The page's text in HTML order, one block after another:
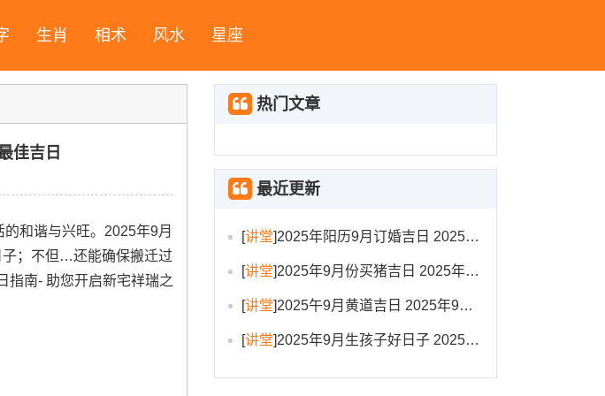
生肖 相术 风水 星座
佳吉日
和谐与兴旺。2025年9月
子；不但…还能确保搬迁过
指南- 助您开启新宅祥瑞之
热门文章
最近更新
[讲堂]2025年阳历9月订婚吉日 2025年9月订婚吉日有哪几天
[讲堂]2025年9月份买猪吉日 2025年9月买猪进圈吉日
[讲堂]2025午9月黄道吉日 2025年9月黄道吉日一览表大全
[讲堂]2025年9月生孩子好日子 2025年9月哪天生孩子比较好